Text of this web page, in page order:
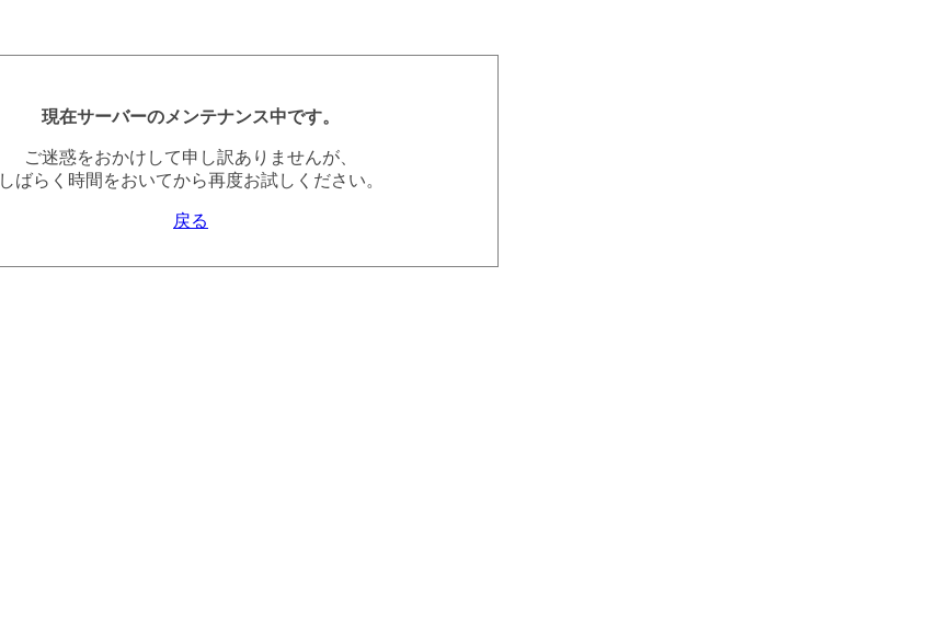
現在サーバーのメンテナンス中です。
ご迷惑をおかけして申し訳ありませんが、
しばらく時間をおいてから再度お試しください。
戻る